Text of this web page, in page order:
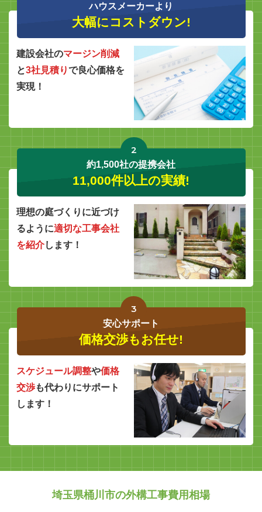
ハウスメーカーより
大幅にコストダウン!
建設会社のマージン削減
と3社見積りで良心価格を
実現！
2
約1,500社の提携会社
11,000件以上の実績!
理想の庭づくりに近づけ
るように適切な工事会社
を紹介します！
3
安心サポート
価格交渉もお任せ!
スケジュール調整や価格
交渉も代わりにサポート
します！
埼玉県桶川市の外構工事費用相場